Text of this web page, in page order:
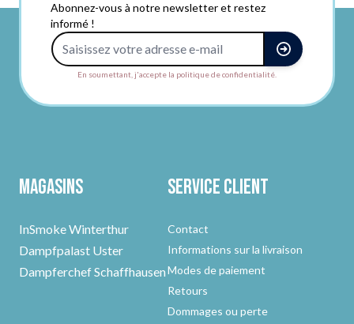
Abonnez-vous à notre newsletter et restez
informé !
En soumettant, j'accepte la politique de confidentialité.
Magasins
InSmoke Winterthur
Dampfpalast Uster
Dampferchef Schaffhausen
Service client
Contact
Informations sur la livraison
Modes de paiement
Retours
Dommages ou perte